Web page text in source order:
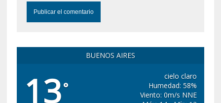
BUENOS AIRES
13°
cielo claro
Humedad: 58%
Viento: 0m/s NNE